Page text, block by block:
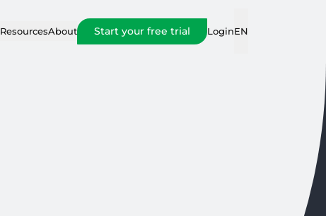
ResourcesAbout Start your free trial LoginEN